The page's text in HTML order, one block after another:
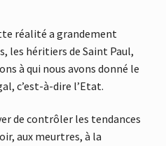
réalité a grandement
les héritiers de Saint Paul,
à qui nous avons donné le
c’est-à-dire l’Etat.
de contrôler les tendances
aux meurtres, à la